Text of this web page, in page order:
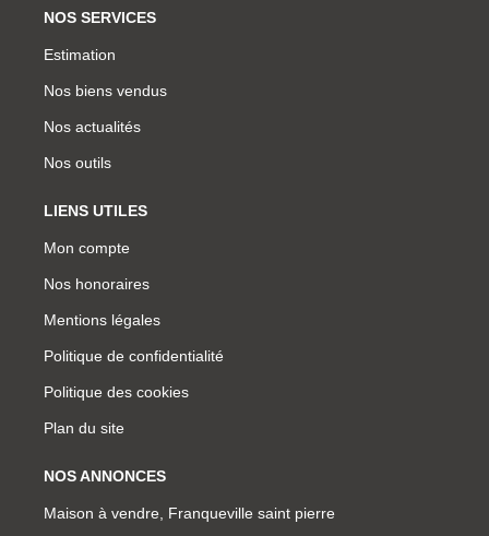
NOS SERVICES
Estimation
Nos biens vendus
Nos actualités
Nos outils
LIENS UTILES
Mon compte
Nos honoraires
Mentions légales
Politique de confidentialité
Politique des cookies
Plan du site
NOS ANNONCES
Maison à vendre, Franqueville saint pierre